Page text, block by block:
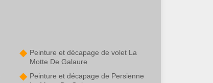
Peinture et décapage de volet La
Motte De Galaure
Peinture et décapage de Persienne